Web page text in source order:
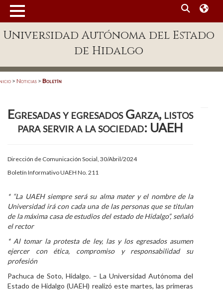
Enlaces
Patronato
Publicaciones en línea
Acreditación Internacional
Alumnado
Aspirantes
Alumni
Visitantes
Universidad Autónoma del Estado
de Hidalgo
> Noticias > Boletín
Egresadas y egresados Garza, listos
para servir a la sociedad: UAEH
Dirección de Comunicación Social, 30/Abril/2024
Boletín Informativo UAEH No. 211
* “La UAEH siempre será su alma mater y el nombre de la
Universidad irá con cada una de las personas que se titulan
de la máxima casa de estudios del estado de Hidalgo”, señaló
el rector
* Al tomar la protesta de ley, las y los egresados asumen
ejercer con ética, compromiso y responsabilidad su
profesión
Pachuca de Soto, Hidalgo. – La Universidad Autónoma del
Estado de Hidalgo (UAEH) realizó este martes, las primeras